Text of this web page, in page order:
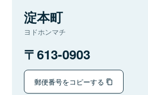
淀本町
ヨドホンマチ
613-0903
郵便番号をコピーする